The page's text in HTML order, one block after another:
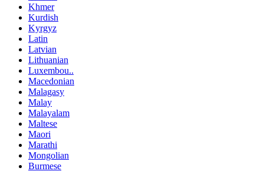
Khmer
Kurdish
Kyrgyz
Latin
Latvian
Lithuanian
Luxembou..
Macedonian
Malagasy
Malay
Malayalam
Maltese
Maori
Marathi
Mongolian
Burmese